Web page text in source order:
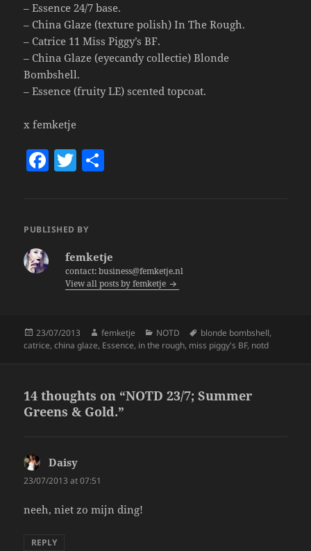
– Essence 24/7 base.
– China Glaze (texture polish) In The Rough.
– Catrice 11 Miss Piggy’s BF.
– China Glaze (eyecandy collectie) Blonde
Bombshell.
– Essence (fruity LE) scented topcoat.
x femketje
F
e
T
er
PUBLISHED BY
femketje
contact: business@femketje.nl
View all posts by femketje
Posted
on
23/07/2013 Author
femketje Categories
NOTD Tags
blonde bombshell,
catrice,china glaze, Essence, in the rough, miss piggy's BF, notd
14 thoughts on “NOTD 23/7; Summer
Greens & Gold.”
Daisy
23/07/2013 at 07:51
neeh, niet zo mijn ding!
REPLY